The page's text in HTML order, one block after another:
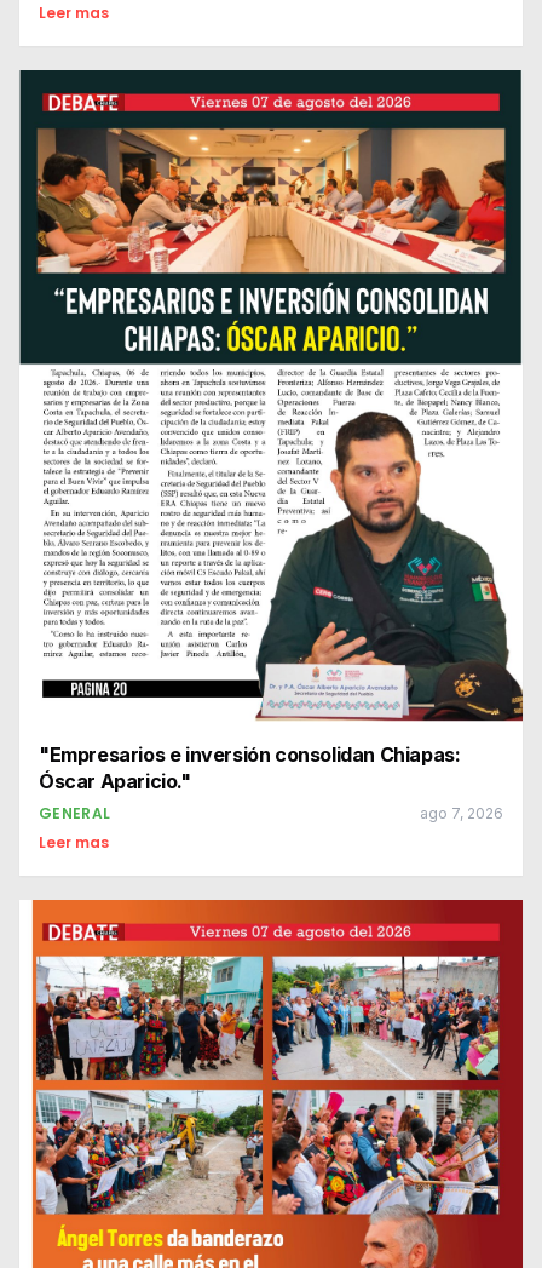
Leer mas
"Empresarios e inversión consolidan Chiapas:
GENERAL ago 7, 2026
Leer mas